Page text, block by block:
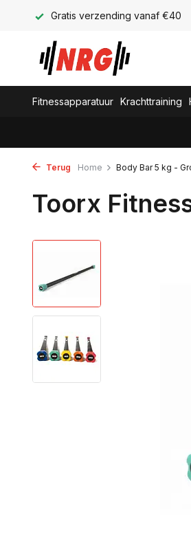
Gratis verzending vanaf €40
Fitnessapparatuur Krachttraining
Terug Home Body Bar 5 kg -
Toorx